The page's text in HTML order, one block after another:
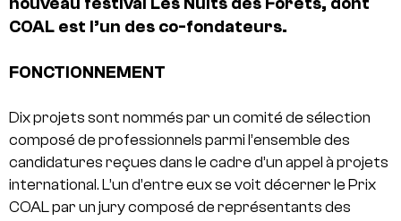
COAL est l’un des co-fondateurs.
FONCTIONNEMENT
Dix projets sont nommés par un comité de sélection
composé de professionnels parmi l’ensemble des
candidatures reçues dans le cadre d’un appel à projets
international. L’un d’entre eux se voit décerner le Prix
COAL par un jury composé de représentants des